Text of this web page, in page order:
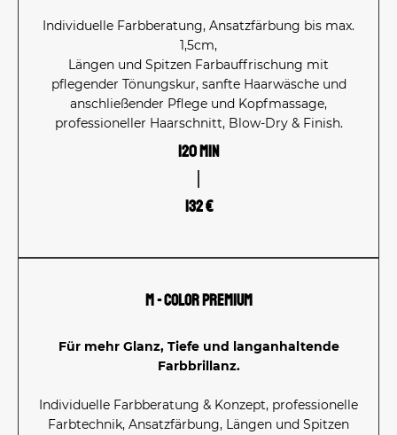
Individuelle Farbberatung, Ansatzfärbung bis max.
1,5cm,
Längen und Spitzen Farbauffrischung mit
pflegender Tönungskur, sanfte Haarwäsche und
anschließender Pflege und Kopfmassage,
professioneller Haarschnitt, Blow-Dry & Finish.
120 Min
132 €
M - Color Premium
Für mehr Glanz, Tiefe und langanhaltende
Farbbrillanz.
Individuelle Farbberatung & Konzept, professionelle
Farbtechnik, Ansatzfärbung, Längen und Spitzen